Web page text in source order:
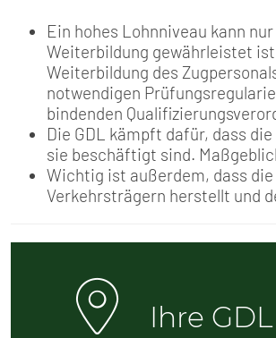
Ein hohes Lohnniveau kann
Weiterbildung gewährleistet
Weiterbildung des
notwendigen
bindenden
Die GDL kämpft dafür, dass
sie beschäftigt sind.
Wichtig ist außerdem, dass
Verkehrsträgern herstellt und
Ihre